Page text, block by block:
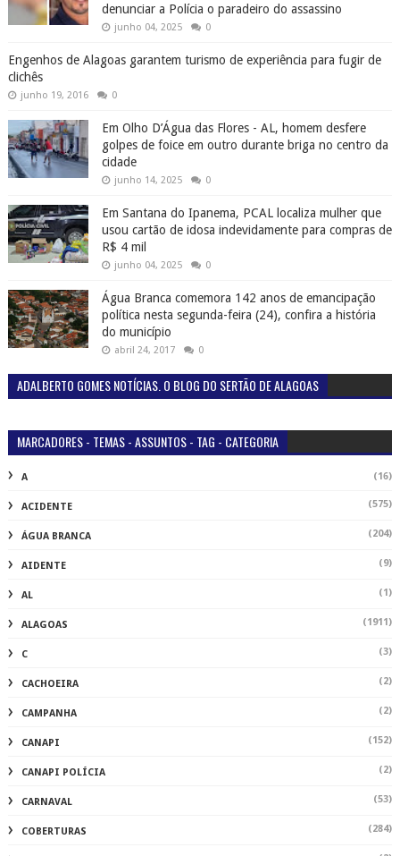
denunciar a Polícia o paradeiro do assassino
junho 04, 2025 0
Engenhos de Alagoas garantem turismo de experiência para fugir de
clichês
junho 19, 2016 0
Em Olho D’Água das Flores - AL, homem desfere
golpes de foice em outro durante briga no centro da
cidade
junho 14, 2025 0
Em Santana do Ipanema, PCAL localiza mulher que
usou cartão de idosa indevidamente para compras de
R$ 4 mil
junho 04, 2025 0
Água Branca comemora 142 anos de emancipação
política nesta segunda-feira (24), confira a história
do município
abril 24, 2017 0
ADALBERTO GOMES NOTÍCIAS. O BLOG DO SERTÃO DE ALAGOAS
MARCADORES - TEMAS - ASSUNTOS - TAG - CATEGORIA
A (16)
ACIDENTE (575)
ÁGUA BRANCA (204)
AIDENTE (9)
AL (1)
ALAGOAS (1911)
C (3)
CACHOEIRA (2)
CAMPANHA (2)
CANAPI (152)
CANAPI POLÍCIA (2)
CARNAVAL (53)
COBERTURAS (284)